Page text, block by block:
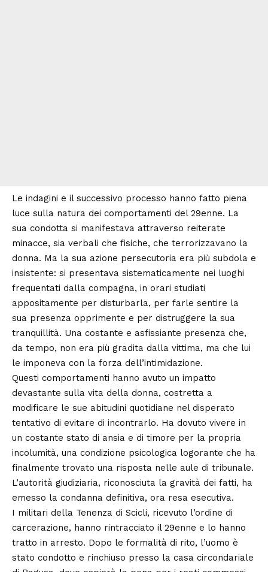
Le indagini e il successivo processo hanno fatto piena
luce sulla natura dei comportamenti del 29enne. La
sua condotta si manifestava attraverso reiterate
minacce, sia verbali che fisiche, che terrorizzavano la
donna. Ma la sua azione persecutoria era più subdola e
insistente: si presentava sistematicamente nei luoghi
frequentati dalla compagna, in orari studiati
appositamente per disturbarla, per farle sentire la
sua presenza opprimente e per distruggere la sua
tranquillità. Una costante e asfissiante presenza che,
da tempo, non era più gradita dalla vittima, ma che lui
le imponeva con la forza dell’intimidazione.
Questi comportamenti hanno avuto un impatto
devastante sulla vita della donna, costretta a
modificare le sue abitudini quotidiane nel disperato
tentativo di evitare di incontrarlo. Ha dovuto vivere in
un costante stato di ansia e di timore per la propria
incolumità, una condizione psicologica logorante che ha
finalmente trovato una risposta nelle aule di tribunale.
L’autorità giudiziaria, riconosciuta la gravità dei fatti, ha
emesso la condanna definitiva, ora resa esecutiva.
I militari della Tenenza di Scicli, ricevuto l’ordine di
carcerazione, hanno rintracciato il 29enne e lo hanno
tratto in arresto. Dopo le formalità di rito, l’uomo è
stato condotto e rinchiuso presso la casa circondariale